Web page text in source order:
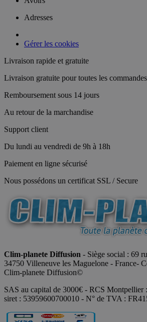
Adresses
Gérer les cookies
Livraison rapide et gratuite
Livraison gratuite pour toutes les
Remboursement sous 14 jours
Au retour de la marchandise
Support client
Du lundi au vendredi de 9h à 18h
Paiement en ligne sécurisé
Nous possédons un certificat SSL / Secure
Clim-planete Diffusion - Siège social : 69
34750 Villeneuve les Maguelone - France-
Clim-planete Diffusion©
SAS au capital de 3000€ - RCS Montpellier
siret : 53959600700010 - N° de TVA :